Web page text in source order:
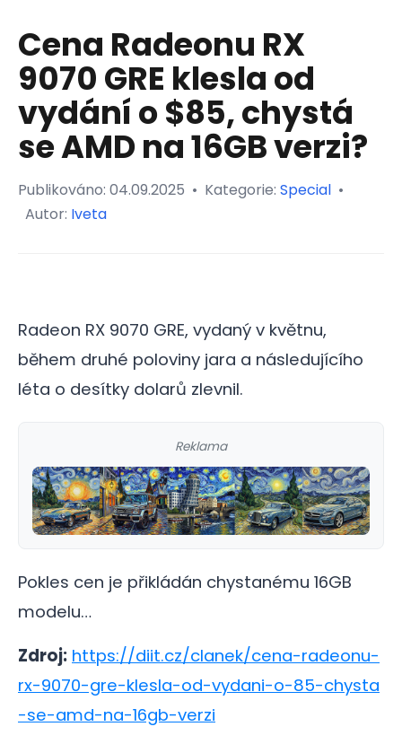
Cena Radeonu RX
9070 GRE klesla od
vydání o $85, chystá
se AMD na 16GB verzi?
Publikováno: 04.09.2025 • Kategorie: Special •
Autor: Iveta
Radeon RX 9070 GRE, vydaný v květnu,
během druhé poloviny jara a následujícího
léta o desítky dolarů zlevnil.
Reklama
Pokles cen je přikládán chystanému 16GB
modelu…
Zdroj: https://diit.cz/clanek/cena-radeonu-
rx-9070-gre-klesla-od-vydani-o-85-chysta
-se-amd-na-16gb-verzi